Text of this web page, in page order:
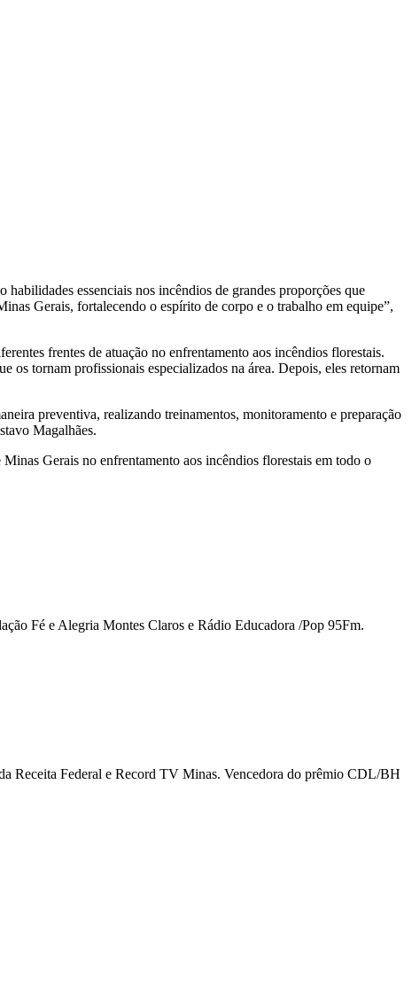
essenciais nos incêndios de grandes proporções que
Gerais, fortalecendo o espírito de corpo e o trabalho em equipe”,
frentes de atuação no enfrentamento aos incêndios florestais.
os tornam profissionais especializados na área. Depois, eles retornam
preventiva, realizando treinamentos, monitoramento e preparação
Magalhães.
Gerais no enfrentamento aos incêndios florestais em todo o
Fé e Alegria Montes Claros e Rádio Educadora /Pop 95Fm.
Receita Federal e Record TV Minas. Vencedora do prêmio CDL/BH